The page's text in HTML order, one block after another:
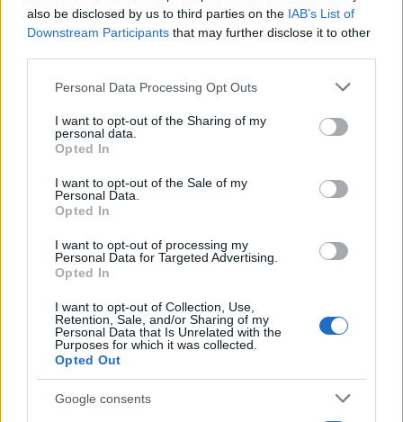
also be disclosed by us to third parties on the IAB’s List of
Downstream Participants that may further disclose it to other
Please note that this website/app uses one or more Google
not limited to your visit or usage behaviour. You may click to
grant or deny consent to Google and its third-party tags to
use your data for below specified purposes in below Google
consent section.
Personal Data Processing Opt Outs
I want to opt-out of the Sharing of my
personal data.
Opted In
I want to opt-out of the Sale of my
Personal Data.
Opted In
I want to opt-out of processing my
Personal Data for Targeted Advertising.
Opted In
I want to opt-out of Collection, Use,
Retention, Sale, and/or Sharing of my
Personal Data that Is Unrelated with the
Purposes for which it was collected.
Opted Out
Google consents
Petrolio in calo: Brent a 88.9 dollari, ribassi diffusi tra le
Andrea Innocenti · 6 Ago 2026
NEWS